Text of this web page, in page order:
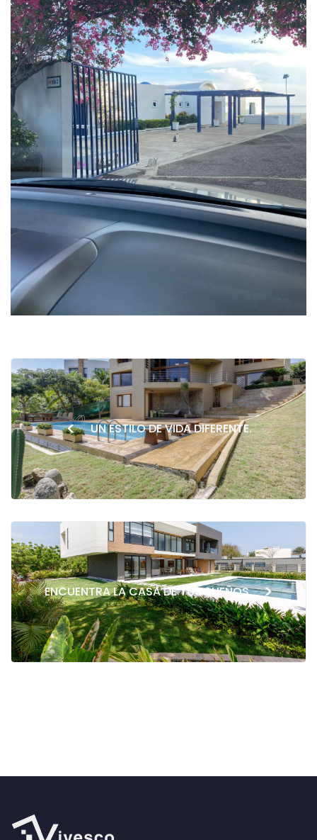
< UN ESTILO DE VIDA DIFERENTE.
ENCUENTRA LA CASA DE TUS SUEÑOS >